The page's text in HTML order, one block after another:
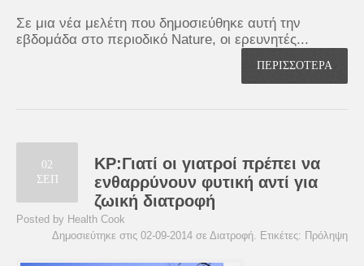
Σε μια νέα μελέτη που δημοσιεύθηκε αυτή την
εβδομάδα στο περιοδικό Nature, οι ερευνητές...
ΠΕΡΙΣΣΟΤΕΡΑ
02
ΣΕΠ
KP:Γιατί οι γιατροί πρέπει να
ενθαρρύνουν φυτική αντί για
ζωική διατροφή
Posted by Health Cook
Δημοσιεύτηκε στις 02-09-2014 σε Διατροφή. Ετικέτες: Πρόληψη